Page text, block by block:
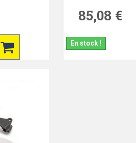
85,08 €
En stock !